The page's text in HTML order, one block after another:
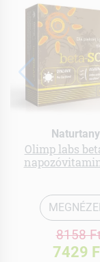
Olimp labs
8158
7429